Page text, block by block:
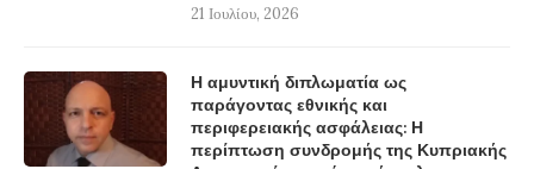
21 Ιουλίου, 2026
Η αμυντική διπλωματία ως
παράγοντας εθνικής και
περιφερειακής ασφάλειας: Η
περίπτωση συνδρομής της Κυπριακής